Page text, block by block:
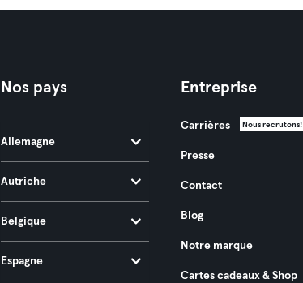
Nos pays
Allemagne
Autriche
Belgique
Espagne
Entreprise
Carrières Nous recrutons!
Presse
Contact
Blog
Notre marque
Cartes cadeaux & Shop